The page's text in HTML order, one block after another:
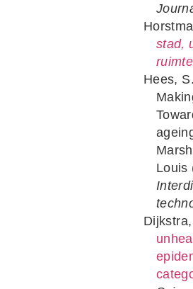
stad,
ruimte
Hees,
Louis